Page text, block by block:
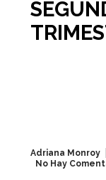
Adriana Monroy
No Hay